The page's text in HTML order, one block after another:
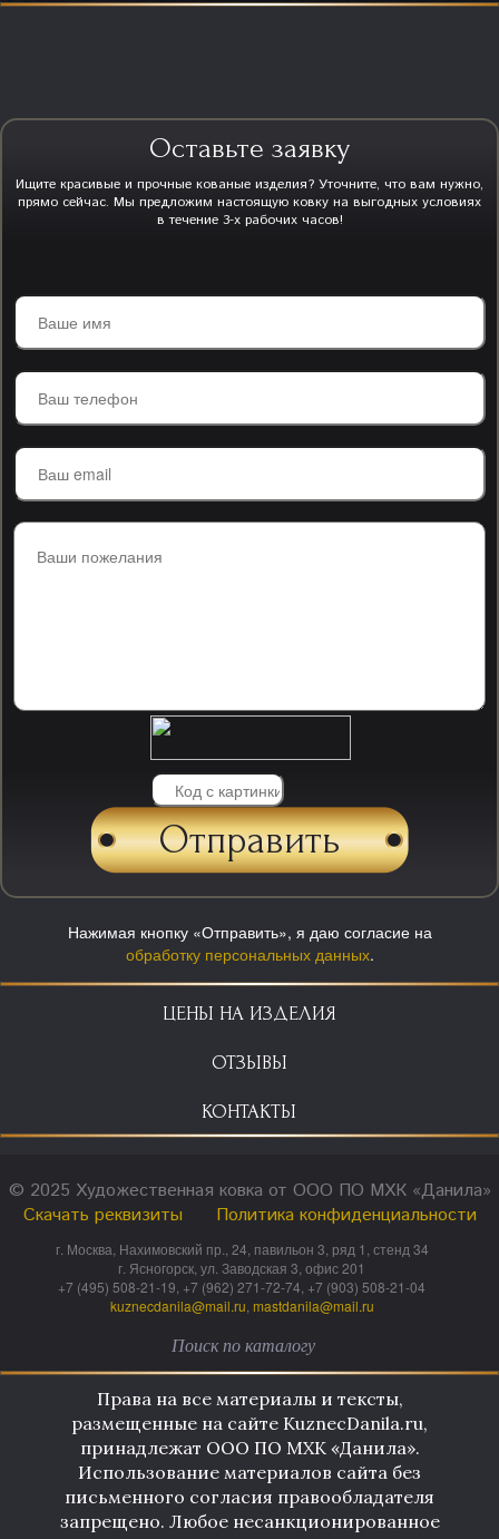
Оставьте заявку
Ищите красивые и прочные кованые изделия? Уточните, что вам нужно,
прямо сейчас. Мы предложим настоящую ковку на выгодных условиях
в течение 3-х рабочих часов!
Нажимая кнопку «Отправить», я даю согласие на
обработку персональных данных.
ЦЕНЫ НА ИЗДЕЛИЯ
ОТЗЫВЫ
КОНТАКТЫ
© 2025 Художественная ковка от ООО ПО МХК «Данила»
Скачать реквизиты
Политика конфиденциальности
г. Москва, Нахимовский пр., 24, павильон 3, ряд 1, стенд 34
г. Ясногорск, ул. Заводская 3, офис 201
+7 (495) 508-21-19, +7 (962) 271-72-74, +7 (903) 508-21-04
kuznecdanila@mail.ru mastdanila@mail.ru
Права на все материалы и тексты,
размещенные на сайте KuznecDanila.ru,
принадлежат ООО ПО МХК «Данила».
Использование материалов сайта без
письменного согласия правообладателя
запрещено. Любое несанкционированное